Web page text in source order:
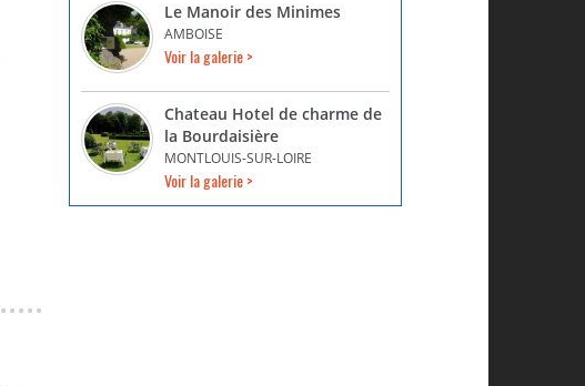
Le Manoir des Minimes
AMBOISE
Voir la galerie >
Chateau Hotel de charme de
la Bourdaisière
MONTLOUIS-SUR-LOIRE
Voir la galerie >